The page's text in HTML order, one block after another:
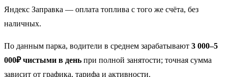
Яндекс Заправка — оплата топлива с того же счёта, без
наличных.
По данным парка, водители в среднем зарабатывают 3 000–5
000₽ чистыми в день при полной занятости; точная сумма
зависит от графика, тарифа и активности.